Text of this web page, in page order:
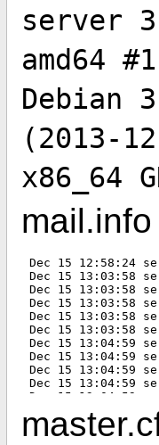
server
amd64
Debian
(2013-
x86_64
mail.info
Dec 15 12:58:24
Dec 15 13:03:58
Dec 15 13:03:58
Dec 15 13:03:58
Dec 15 13:03:58
Dec 15 13:03:58
Dec 15 13:04:59
Dec 15 13:04:59
Dec 15 13:04:59
Dec 15 13:04:59
Dec 15 13:04:59
Dec 15 13:05:57
Dec 15 13:05:57
Dec 15 13:05:57